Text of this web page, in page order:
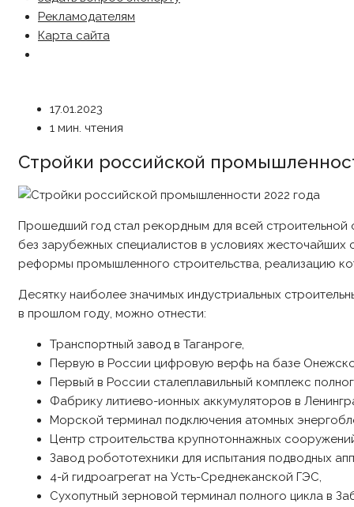
Рекламодателям
Карта сайта
17.01.2023
1 мин. чтения
Стройки российской
Прошедший год стал рекордным для всей
без зарубежных специалистов в условиях жесточайших
реформы промышленного строительства, реализацию
Десятку наиболее значимых индустриальных
в прошлом году, можно отнести:
Транспортный завод в Таганроге,
Первую в России цифровую верфь на базе
Первый в России сталеплавильный комплекс
Фабрику литиево-ионных аккумуляторов в
Морской терминал подключения атомных
Центр строительства крупнотоннажных
Завод робототехники для испытания подводных
4-й гидроагрегат на Усть-Среднеканской ГЭС,
Сухопутный зерновой терминал полного цикла в